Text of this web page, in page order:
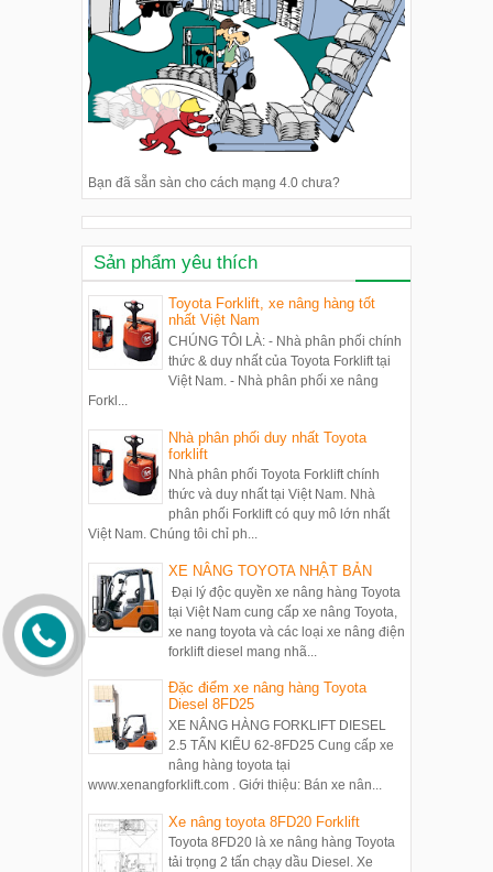
Bạn đã sẵn sàn cho cách mạng 4.0 chưa?
Sản phẩm yêu thích
Toyota Forklift, xe nâng hàng tốt
nhất Việt Nam
CHÚNG TÔI LÀ: - Nhà phân phối chính
thức & duy nhất của Toyota Forklift tại
Việt Nam. - Nhà phân phối xe nâng
Forkl...
Nhà phân phối duy nhất Toyota
forklift
Nhà phân phối Toyota Forklift chính
thức và duy nhất tại Việt Nam. Nhà
phân phối Forklift có quy mô lớn nhất
Việt Nam. Chúng tôi chỉ ph...
XE NÂNG TOYOTA NHẬT BẢN
Đại lý độc quyền xe nâng hàng Toyota
tại Việt Nam cung cấp xe nâng Toyota,
xe nang toyota và các loại xe nâng điện
forklift diesel mang nhã...
Đặc điểm xe nâng hàng Toyota
Diesel 8FD25
XE NÂNG HÀNG FORKLIFT DIESEL
2.5 TẤN KIỂU 62-8FD25 Cung cấp xe
nâng hàng toyota tại
www.xenangforklift.com . Giới thiệu: Bán xe nân...
Xe nâng toyota 8FD20 Forklift
Toyota 8FD20 là xe nâng hàng Toyota
tải trọng 2 tấn chạy dầu Diesel. Xe